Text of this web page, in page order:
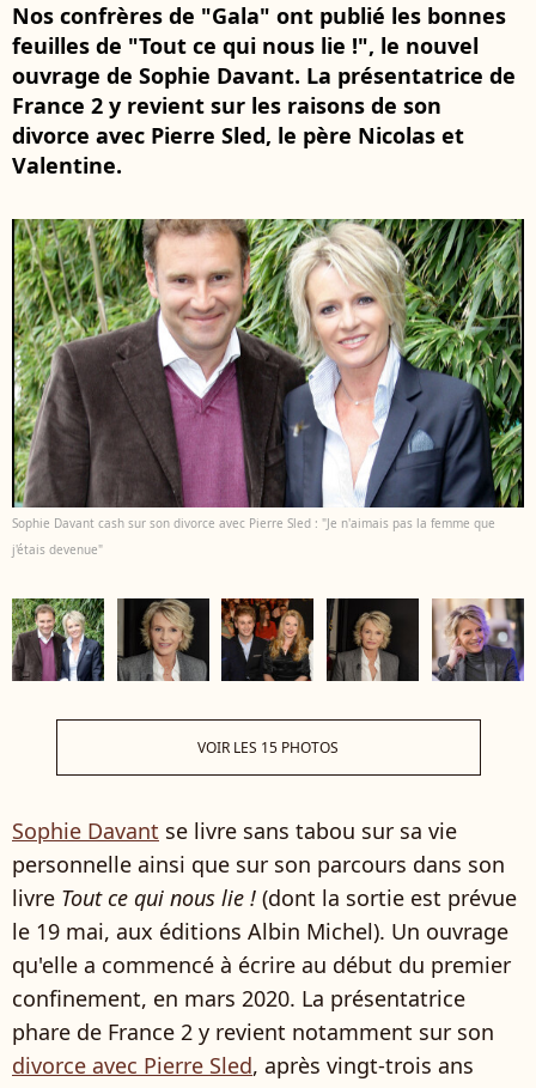
Nos confrères de "Gala" ont publié les bonnes
feuilles de "Tout ce qui nous lie !", le nouvel
ouvrage de Sophie Davant. La présentatrice de
France 2 y revient sur les raisons de son
divorce avec Pierre Sled, le père Nicolas et
Valentine.
Sophie Davant cash sur son divorce avec Pierre Sled : "Je n'aimais pas la femme que
j'étais devenue"
VOIR LES 15 PHOTOS
Sophie Davant se livre sans tabou sur sa vie
personnelle ainsi que sur son parcours dans son
livre Tout ce qui nous lie ! (dont la sortie est prévue
le 19 mai, aux éditions Albin Michel). Un ouvrage
qu'elle a commencé à écrire au début du premier
confinement, en mars 2020. La présentatrice
phare de France 2 y revient notamment sur son
divorce avec Pierre Sled, après vingt-trois ans